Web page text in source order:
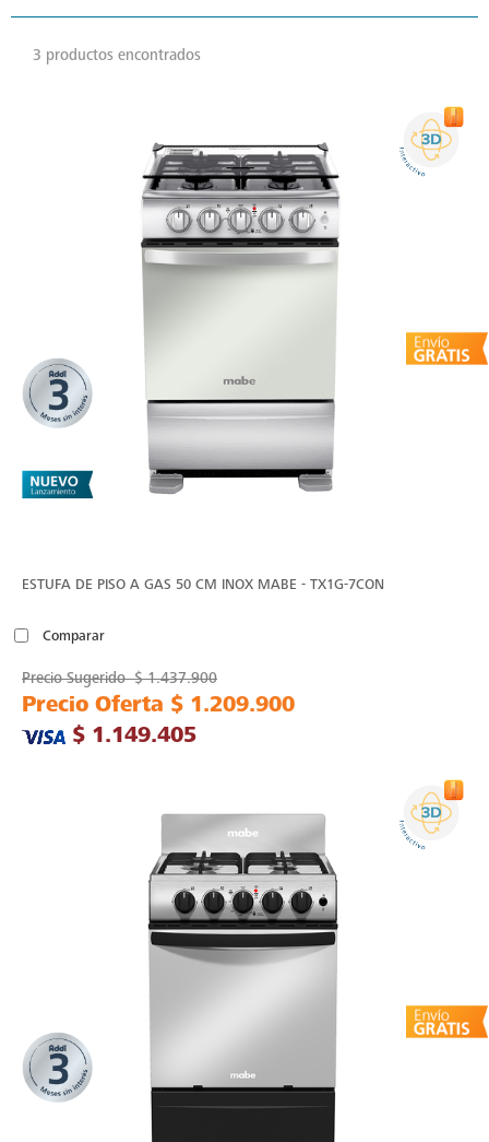
3 productos encontrados
ESTUFA DE PISO A GAS 50 CM INOX MABE - TX1G-7CON
Comparar
Precio Sugerido$ 1.437.900
Precio Oferta $ 1.209.900
$ 1.149.405